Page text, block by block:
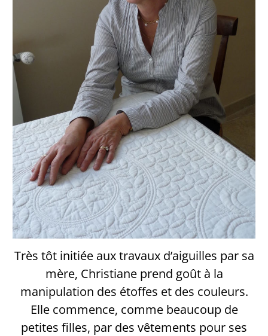
Très tôt initiée aux travaux d’aiguilles par sa
mère, Christiane prend goût à la
manipulation des étoffes et des couleurs.
Elle commence, comme beaucoup de
petites filles, par des vêtements pour ses